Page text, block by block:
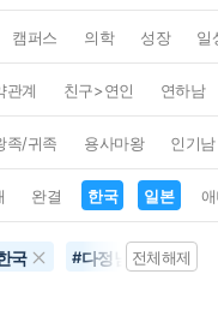
캠퍼스 의학 성장 일
관계 친구>연인 연하남
족/귀족 용사마왕 인기남
완결 한국 일본
국 #다정남 #연
전체해제